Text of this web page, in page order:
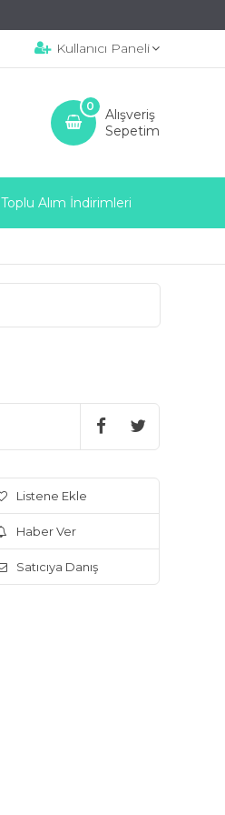
Kullanıcı Paneli
Alışveriş
Sepetim
0
Toplu Alım İndirimleri
Listene Ekle
Haber Ver
Satıcıya Danış